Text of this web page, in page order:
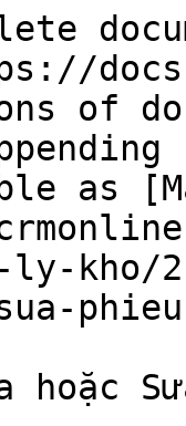
of
as
ly-kho/
hoặc